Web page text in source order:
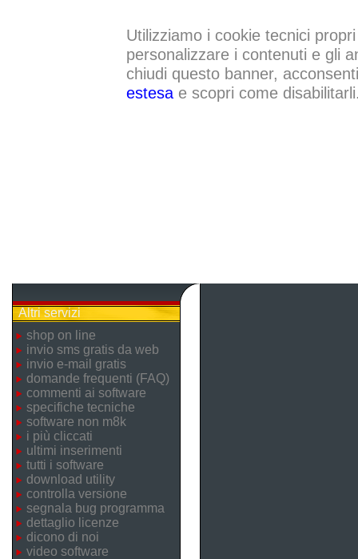
Utilizziamo i cookie tecnici
personalizzare i contenuti e gli
chiudi questo banner,
estesae scopri come
Altri servizi
shop on line
invio sms gratis da web
invio e-mail gratis
domande frequenti (FAQ)
commenti ai software
specifiche tecniche
software non m8k
i più cliccati
ultimi inserimenti
tutti i software
download utility
controlla versione
segnala bug programma
dettaglio licenze
dicono di noi
video software